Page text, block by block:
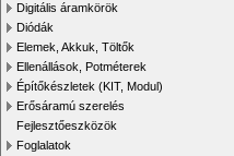
Digitális áramkörök
Diódák
Elemek, Akkuk, Töltők
Ellenállások, Potméterek
Építőkészletek (KIT, Modul)
Erősáramú szerelés
Fejlesztőeszközök
Foglalatok